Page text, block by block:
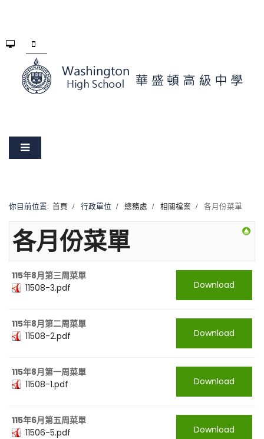
你目前位置: 首頁 行政單位 總務處 相關檔案 各月份菜單
各月份菜單
115年8月第三周菜單
11508-3.pdf
Download
115年8月第二周菜單
11508-2.pdf
Download
115年8月第一周菜單
11508-1.pdf
Download
115年6月第五周菜單
11506-5.pdf
Download